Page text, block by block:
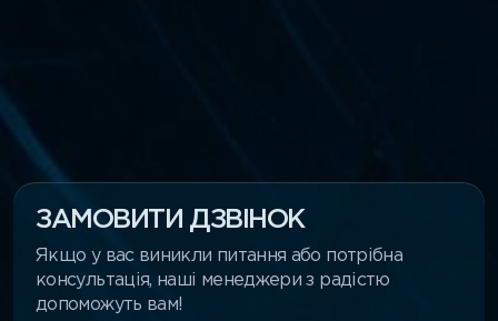
ЗАМОВИТИ ДЗВІНОК
Якщо у вас виникли питання або потрібна
консультація, наші менеджери з радістю
допоможуть вам!